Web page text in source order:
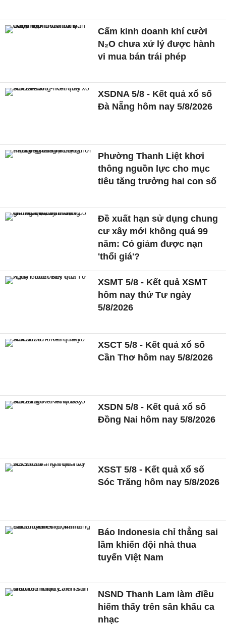
Cấm kinh doanh khí cười
N₂O chưa xử lý được hành
vi mua bán trái phép
XSDNA 5/8 - Kết quả xổ số
Đà Nẵng hôm nay 5/8/2026
Phường Thanh Liệt khơi
thông nguồn lực cho mục
tiêu tăng trưởng hai con số
Đề xuất hạn sử dụng chung
cư xây mới không quá 99
năm: Có giảm được nạn
'thổi giá'?
XSMT 5/8 - Kết quả XSMT
hôm nay thứ Tư ngày
5/8/2026
XSCT 5/8 - Kết quả xổ số
Cần Thơ hôm nay 5/8/2026
XSDN 5/8 - Kết quả xổ số
Đồng Nai hôm nay 5/8/2026
XSST 5/8 - Kết quả xổ số
Sóc Trăng hôm nay 5/8/2026
Báo Indonesia chỉ thẳng sai
lầm khiến đội nhà thua
tuyển Việt Nam
NSND Thanh Lam làm điều
hiếm thấy trên sân khấu ca
nhạc